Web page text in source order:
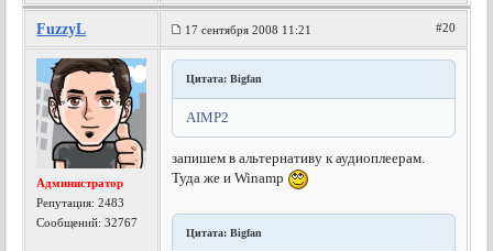
FuzzyL 17 сентября 2008 11:21 #20
Администратор
Репутация:2483
Сообщений: 32767
Цитата: Bigfan
АIMP2
запишем в альтернативу к аудиоплеерам.
Туда же и Winamp
Цитата: Bigfan